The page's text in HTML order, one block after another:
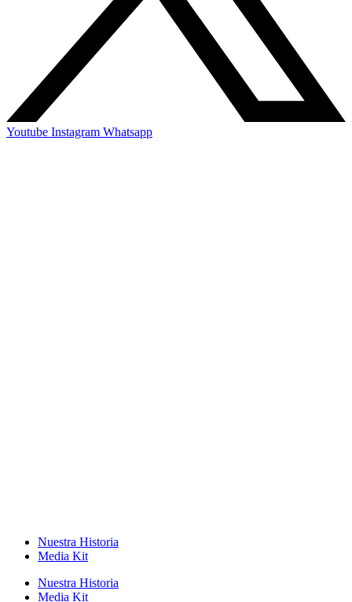
Youtube Instagram Whatsapp
Nuestra Historia
Media Kit
Nuestra Historia
Media Kit